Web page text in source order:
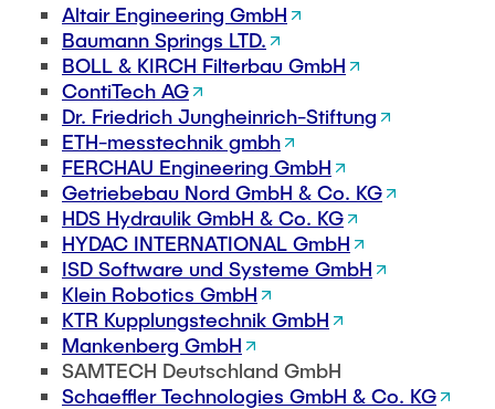
Altair Engineering GmbH
Baumann Springs LTD.
BOLL & KIRCH Filterbau GmbH
ContiTech AG
Dr. Friedrich Jungheinrich-Stiftung
ETH-messtechnik gmbh
FERCHAU Engineering GmbH
Getriebebau Nord GmbH & Co. KG
HDS Hydraulik GmbH & Co. KG
HYDAC INTERNATIONAL GmbH
ISD Software und Systeme GmbH
Klein Robotics GmbH
KTR Kupplungstechnik GmbH
Mankenberg GmbH
SAMTECH Deutschland GmbH
Schaeffler Technologies GmbH & Co. KG